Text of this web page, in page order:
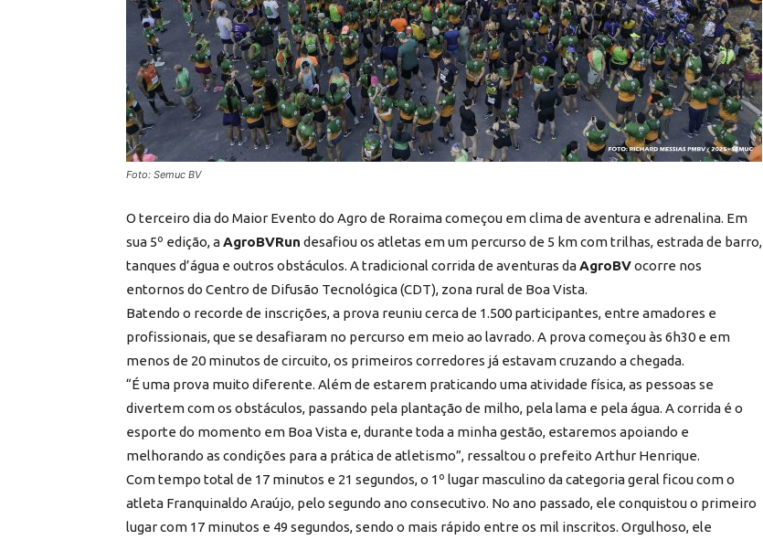
Foto: Semuc BV
O terceiro dia do Maior Evento do Agro de Roraima começou em clima de aventura e adrenalina. Em
sua 5º edição, aAgroBVRun desafiou os atletas em um percurso de 5 km com trilhas, estrada de barro,
tanques d’água e outros obstáculos. A tradicional corrida de aventuras daAgroBVocorre nos
entornos do Centro de Difusão Tecnológica (CDT), zona rural de Boa Vista.
Batendo o recorde de inscrições, a prova reuniu cerca de 1.500 participantes, entre amadores e
profissionais, que se desafiaram no percurso em meio ao lavrado. A prova começou às 6h30 e em
menos de 20 minutos de circuito, os primeiros corredores já estavam cruzando a chegada.
“É uma prova muito diferente. Além de estarem praticando uma atividade física, as pessoas se
divertem com os obstáculos, passando pela plantação de milho, pela lama e pela água. A corrida é o
esporte do momento em Boa Vista e, durante toda a minha gestão, estaremos apoiando e
melhorando as condições para a prática de atletismo”, ressaltou o prefeito Arthur Henrique.
Com tempo total de 17 minutos e 21 segundos, o 1º lugar masculino da categoria geral ficou com o
atleta Franquinaldo Araújo, pelo segundo ano consecutivo. No ano passado, ele conquistou o primeiro
lugar com 17 minutos e 49 segundos, sendo o mais rápido entre os mil inscritos. Orgulhoso, ele